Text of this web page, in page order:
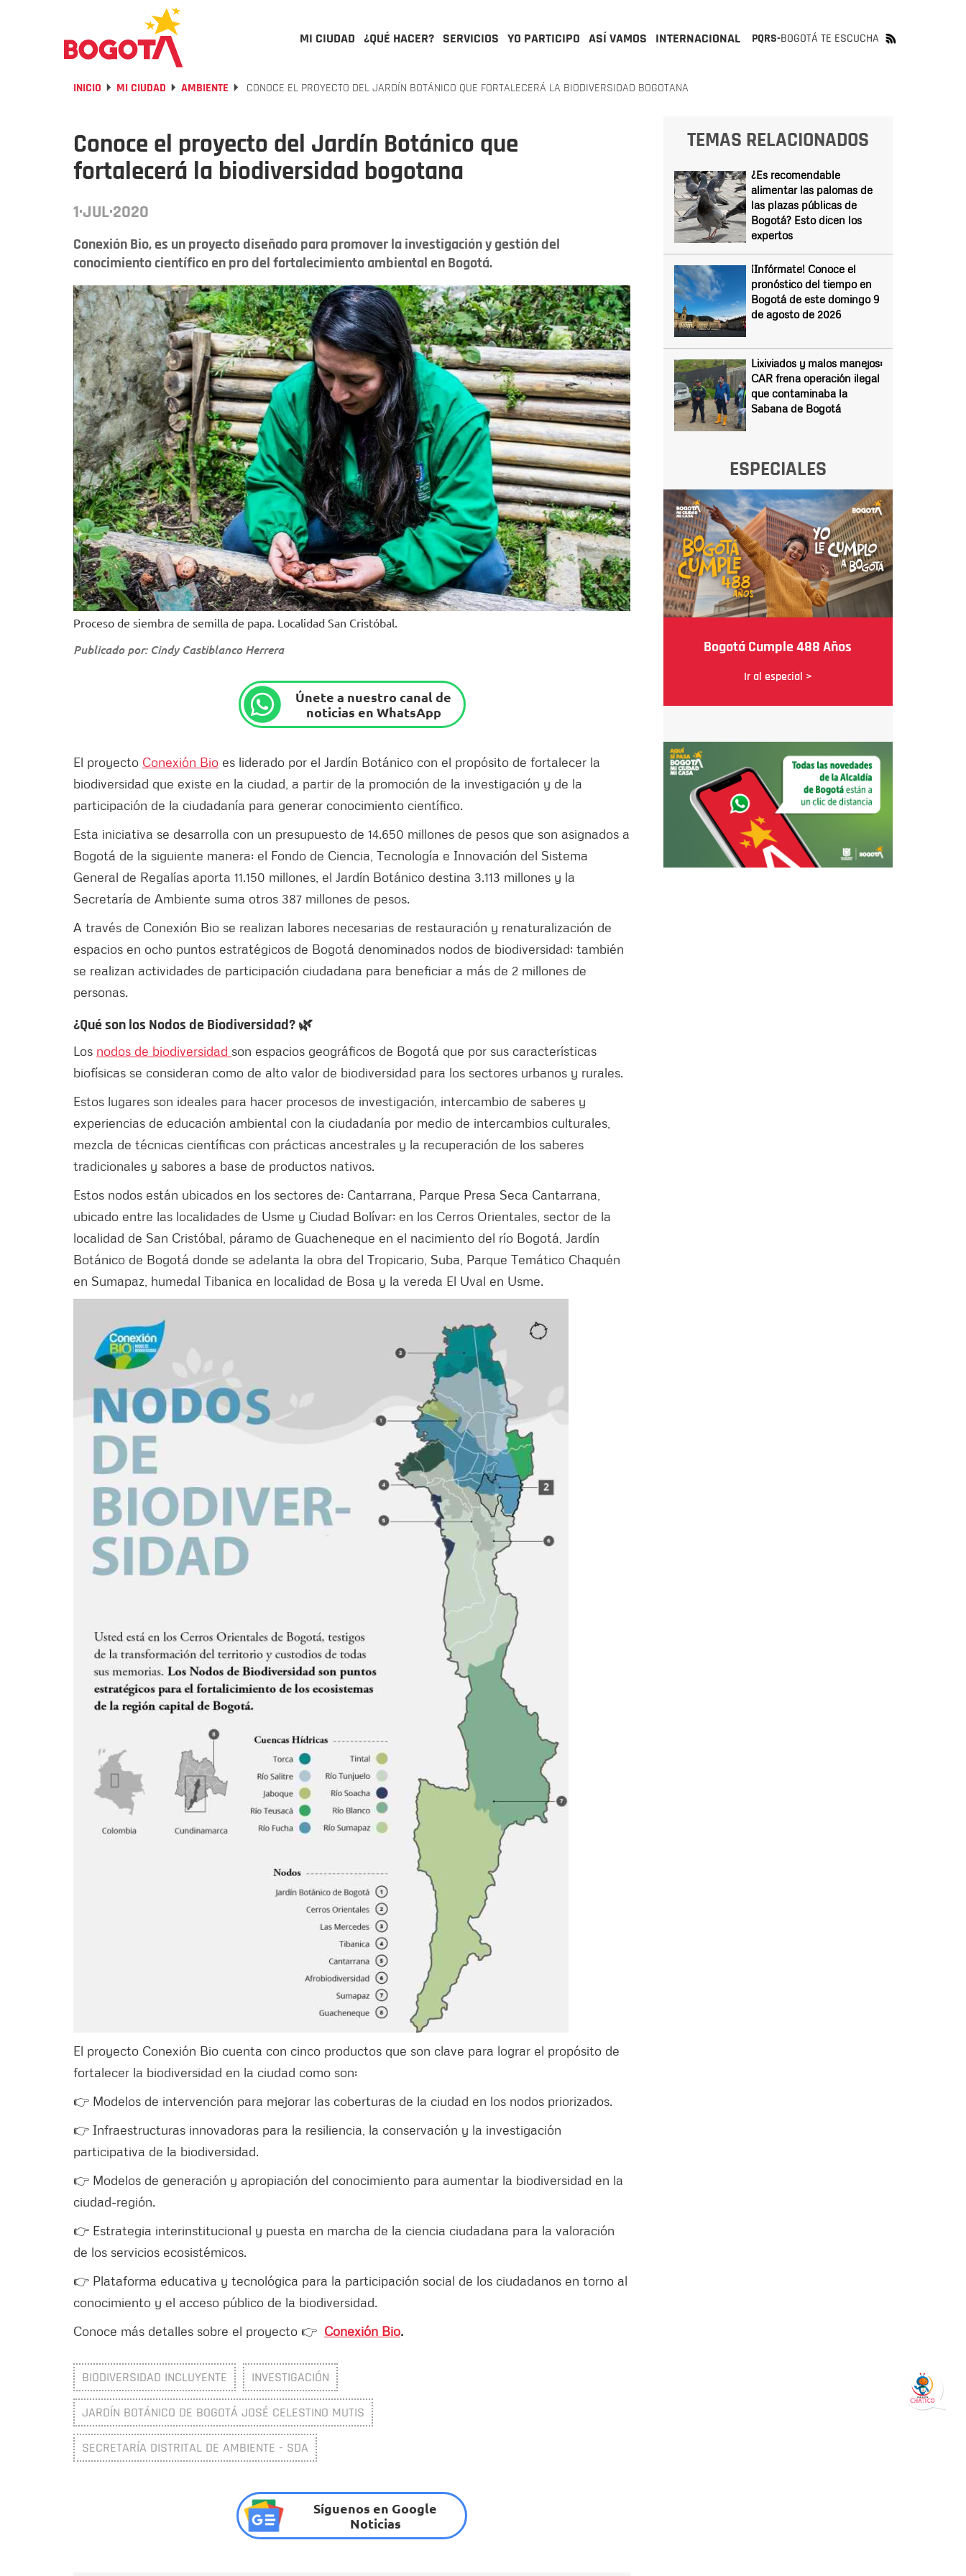
MI CIUDAD ¿QUÉ HACER? SERVICIOS YO PARTICIPO ASÍ VAMOS INTERNACIONAL PQRS-BOGOTÁ TE ESCUCHA
INICIO MI CIUDAD AMBIENTE CONOCE EL PROYECTO DEL JARDÍN BOTÁNICO QUE FORTALECERÁ LA BIODIVERSIDAD BOGOTANA
Conoce el proyecto del Jardín Botánico que
fortalecerá la biodiversidad bogotana
1·JUL·2020
Conexión Bio, es un proyecto diseñado para promover la investigación y gestión del
conocimiento científico en pro del fortalecimiento ambiental en Bogotá.
Proceso de siembra de semilla de papa. Localidad San Cristóbal.
Publicado por: Cindy Castiblanco Herrera
Únete a nuestro canal de
noticias en WhatsApp
El proyecto Conexión Bio es liderado por el Jardín Botánico con el propósito de fortalecer la
biodiversidad que existe en la ciudad, a partir de la promoción de la investigación y de la
participación de la ciudadanía para generar conocimiento científico.
Esta iniciativa se desarrolla con un presupuesto de 14.650 millones de pesos que son asignados a
Bogotá de la siguiente manera: el Fondo de Ciencia, Tecnología e Innovación del Sistema
General de Regalías aporta 11.150 millones, el Jardín Botánico destina 3.113 millones y la
Secretaría de Ambiente suma otros 387 millones de pesos.
A través de Conexión Bio se realizan labores necesarias de restauración y renaturalización de
espacios en ocho puntos estratégicos de Bogotá denominados nodos de biodiversidad; también
se realizan actividades de participación ciudadana para beneficiar a más de 2 millones de
personas.
¿Qué son los Nodos de Biodiversidad?🌿
Los nodos de biodiversidad son espacios geográficos de Bogotá que por sus características
biofísicas se consideran como de alto valor de biodiversidad para los sectores urbanos y rurales.
Estos lugares son ideales para hacer procesos de investigación, intercambio de saberes y
experiencias de educación ambiental con la ciudadanía por medio de intercambios culturales,
mezcla de técnicas científicas con prácticas ancestrales y la recuperación de los saberes
tradicionales y sabores a base de productos nativos.
Estos nodos están ubicados en los sectores de: Cantarrana, Parque Presa Seca Cantarrana,
ubicado entre las localidades de Usme y Ciudad Bolívar; en los Cerros Orientales, sector de la
localidad de San Cristóbal, páramo de Guacheneque en el nacimiento del río Bogotá, Jardín
Botánico de Bogotá donde se adelanta la obra del Tropicario, Suba, Parque Temático Chaquén
en Sumapaz, humedal Tibanica en localidad de Bosa y la vereda El Uval en Usme.
El proyecto Conexión Bio cuenta con cinco productos que son clave para lograr el propósito de
fortalecer la biodiversidad en la ciudad como son:
👉 Modelos de intervención para mejorar las coberturas de la ciudad en los nodos priorizados.
👉 Infraestructuras innovadoras para la resiliencia, la conservación y la investigación
participativa de la biodiversidad.
👉 Modelos de generación y apropiación del conocimiento para aumentar la biodiversidad en la
ciudad-región.
👉 Estrategia interinstitucional y puesta en marcha de la ciencia ciudadana para la valoración
de los servicios ecosistémicos.
👉 Plataforma educativa y tecnológica para la participación social de los ciudadanos en torno al
conocimiento y el acceso público de la biodiversidad.
Conoce más detalles sobre el proyecto 👉 Conexión Bio.
BIODIVERSIDAD INCLUYENTE INVESTIGACIÓN
JARDÍN BOTÁNICO DE BOGOTÁ JOSÉ CELESTINO MUTIS
SECRETARÍA DISTRITAL DE AMBIENTE - SDA
Síguenos en Google
Noticias
TEMAS RELACIONADOS
¿Es recomendable
alimentar las palomas de
las plazas públicas de
Bogotá? Esto dicen los
expertos
¡Infórmate! Conoce el
pronóstico del tiempo en
Bogotá de este domingo 9
de agosto de 2026
Lixiviados y malos manejos:
CAR frena operación ilegal
que contaminaba la
Sabana de Bogotá
ESPECIALES
Bogotá Cumple 488 Años
Ir al especial >